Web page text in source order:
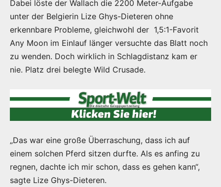
Dabei löste der Wallach die 2200 Meter-Aufgabe
unter der Belgierin Lize Ghys-Dieteren ohne
erkennbare Probleme, gleichwohl der 1,5:1-Favorit
Any Moon im Einlauf länger versuchte das Blatt noch
zu wenden. Doch wirklich in Schlagdistanz kam er
nie. Platz drei belegte Wild Crusade.
„Das war eine große Überraschung, dass ich auf
einem solchen Pferd sitzen durfte. Als es anfing zu
regnen, dachte ich mir schon, dass es gehen kann“,
sagte Lize Ghys-Dieteren.